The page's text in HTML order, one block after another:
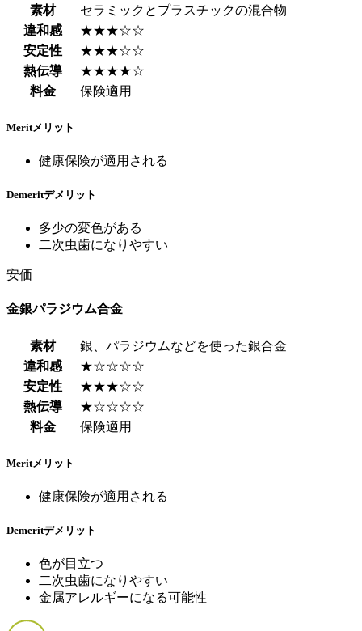
素材
セラミックとプラスチックの混合物
違和感
★★★☆☆
安定性
★★★☆☆
熱伝導
★★★★☆
料金
保険適用
Merit メリット
健康保険が適用される
Demeritデメリット
多少の変色がある
二次虫歯になりやすい
安価
金銀パラジウム合金
素材
銀、パラジウムなどを使った銀合金
違和感
★☆☆☆☆
安定性
★★★☆☆
熱伝導
★☆☆☆☆
料金
保険適用
Merit メリット
健康保険が適用される
Demeritデメリット
色が目立つ
二次虫歯になりやすい
金属アレルギーになる可能性